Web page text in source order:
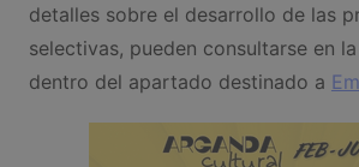
detalles sobre el desarrollo de las
selectivas, pueden consultarse en la
dentro del apartado destinado a